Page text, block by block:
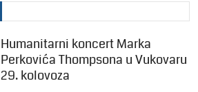
Humanitarni koncert Marka
Perkovića Thompsona u Vukovaru
29. kolovoza